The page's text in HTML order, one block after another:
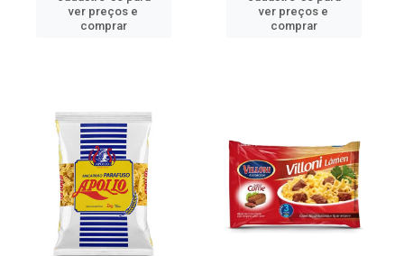
ver preços e
comprar
ver preços e
comprar